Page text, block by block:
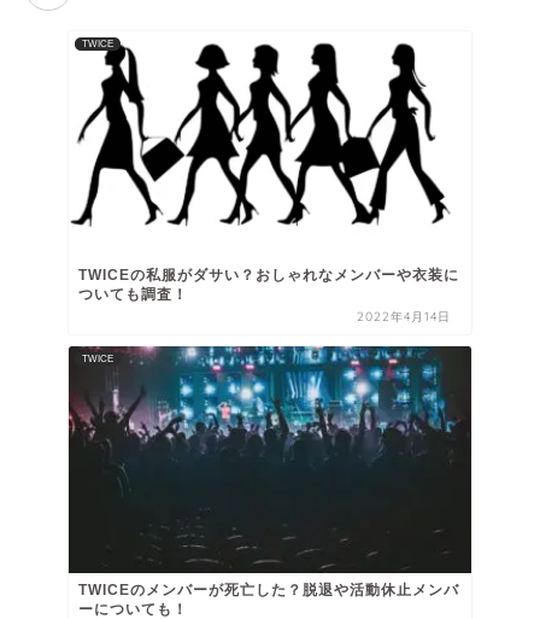
TWICE
TWICEの私服がダサい？おしゃれなメンバーや衣装に
ついても調査！
2022年4月14日
TWICE
TWICEのメンバーが死亡した？脱退や活動休止メンバ
ーについても！